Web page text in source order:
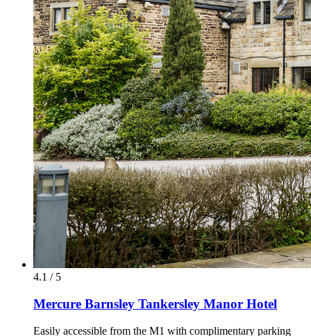
4.1 / 5
Mercure Barnsley Tankersley Manor Hotel
Easily accessible from the M1 with complimentary parking